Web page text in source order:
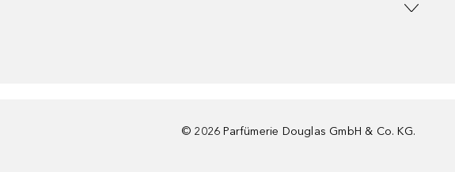
© 2026 Parfümerie Douglas GmbH & Co. KG.